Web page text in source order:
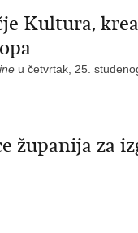
Kultura,
u četvrtak, 25.
županija za